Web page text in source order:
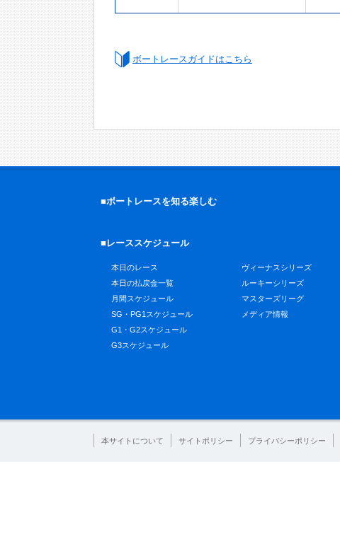
ボートレースガイドはこちら
■ボートレースを知る楽しむ
■レーススケジュール
本日のレース
本日の払戻金一覧
月間スケジュール
SG・PG1スケジュール
G1・G2スケジュール
G3スケジュール
ヴィーナスシリーズ
ルーキーシリーズ
マスターズリーグ
メディア情報
本サイトについて サイトポリシー プライバシーポリシー